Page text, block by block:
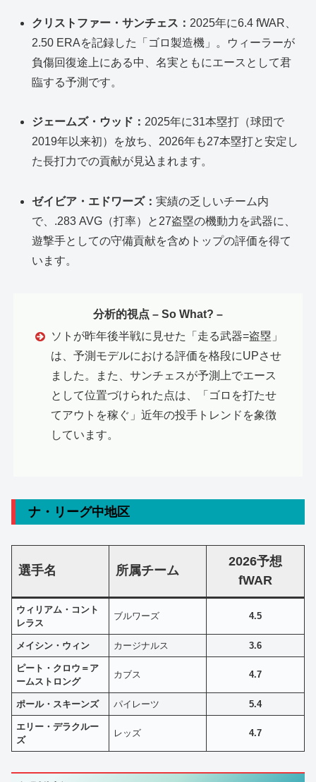
クリストファー・サンチェス： 2025年に6.4 fWAR、
2.50 ERAを記録した「ゴロ製造機」。ウィーラーが
負傷回復途上にある中、名実ともにエースとして君
臨する予測です。
ジェームズ・ウッド： 2025年に31本塁打（球団で
2019年以来初）を放ち、2026年も27本塁打と安定し
た長打力での貢献が見込まれます。
ゼイビア・エドワーズ：実績の乏しいチーム内
で、.283 AVG（打率）と27盗塁の機動力を武器に、
遊撃手としての守備貢献を含めトップの評価を得て
います。
分析的視点 – So What? –
ソトが昨年後半戦に見せた「走る武器=盗塁」
は、予測モデルにおける評価を格段にUPさせ
ました。また、サンチェスが予測上でエース
として位置づけられた点は、「ゴロを打たせ
てアウトを稼ぐ」近年の投手トレンドを象徴
しています。
ナ・リーグ中地区
選手名 所属チーム
2026予想
fWAR
ウィリアム・コント
レラス
ブルワーズ 4.5
メイシン・ウィン カージナルス 3.6
ピート・クロウ＝ア
ームストロング
カブス 4.7
ポール・スキーンズ パイレーツ 5.4
エリー・デラクルー
ズ
レッズ 4.7